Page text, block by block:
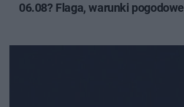
06.08? Flaga, warunki pogodowe